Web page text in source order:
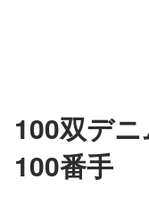
100双デ
100番手